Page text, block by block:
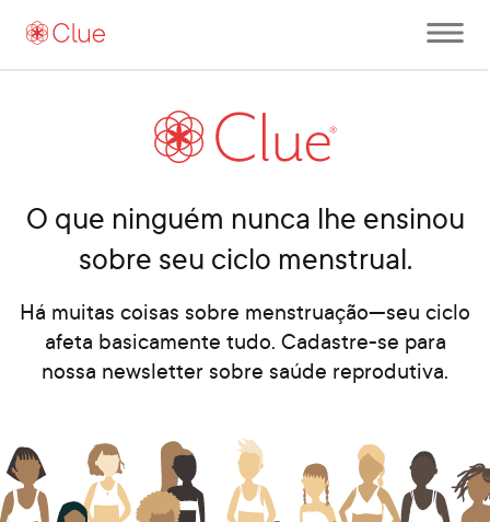
Abrir
menu
principal
O que ninguém nunca lhe ensinou
sobre seu ciclo menstrual.
Há muitas coisas sobre menstruação—seu ciclo
afeta basicamente tudo. Cadastre-se para
nossa newsletter sobre saúde reprodutiva.